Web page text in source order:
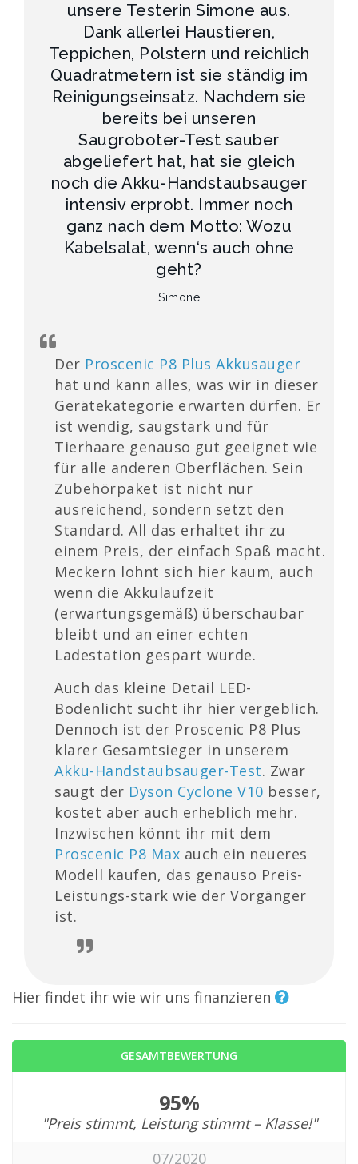
unsere Testerin Simone aus.
Dank allerlei Haustieren,
Teppichen, Polstern und reichlich
Quadratmetern ist sie ständig im
Reinigungseinsatz. Nachdem sie
bereits bei unseren
Saugroboter-Test sauber
abgeliefert hat, hat sie gleich
noch die Akku-Handstaubsauger
intensiv erprobt. Immer noch
ganz nach dem Motto: Wozu
Kabelsalat, wenn‘s auch ohne
geht?
Simone
Der Proscenic P8 Plus Akkusauger
hat und kann alles, was wir in dieser
Gerätekategorie erwarten dürfen. Er
ist wendig, saugstark und für
Tierhaare genauso gut geeignet wie
für alle anderen Oberflächen. Sein
Zubehörpaket ist nicht nur
ausreichend, sondern setzt den
Standard. All das erhaltet ihr zu
einem Preis, der einfach Spaß macht.
Meckern lohnt sich hier kaum, auch
wenn die Akkulaufzeit
(erwartungsgemäß) überschaubar
bleibt und an einer echten
Ladestation gespart wurde.
Auch das kleine Detail LED-
Bodenlicht sucht ihr hier vergeblich.
Dennoch ist der Proscenic P8 Plus
klarer Gesamtsieger in unserem
Akku-Handstaubsauger-Test. Zwar
saugt der Dyson Cyclone V10 besser,
kostet aber auch erheblich mehr.
Inzwischen könnt ihr mit dem
Proscenic P8 Max auch ein neueres
Modell kaufen, das genauso Preis-
Leistungs-stark wie der Vorgänger
ist.
Hier findet ihr wie wir uns finanzieren
GESAMTBEWERTUNG
95%
"Preis stimmt, Leistung stimmt – Klasse!"
07/2020